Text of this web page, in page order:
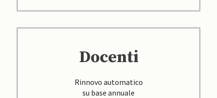
Docenti
Rinnovo automatico
su base annuale